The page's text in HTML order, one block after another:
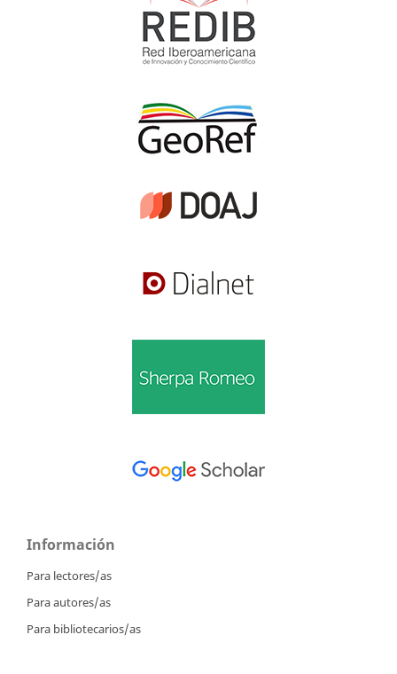
Información
Para lectores/as
Para autores/as
Para bibliotecarios/as